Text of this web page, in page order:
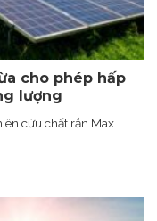
cho phép hấp
lượng
cứu chất rắn Max